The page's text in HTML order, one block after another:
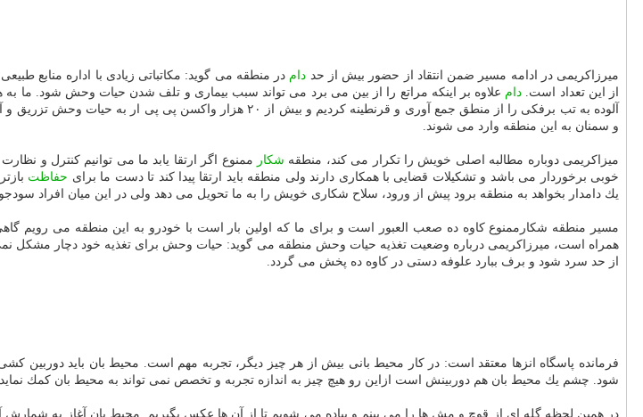
میرزاكریمی در ادامه مسیر ضمن انتقاد از حضور بیش از حد دام در منطقه می گوید: مكاتباتی زیادی با اداره منابع
از این تعداد است. دام علاوه بر اینكه مراتع را از بین می برد می تواند سبب بیماری و تلف شدن حیات وحش شود. ما به
آلوده به تب برفكی را از منطق جمع آوری و قرنطینه كردیم و بیش از ۲۰ هزار واكسن پی پی ار به حیات وحش تزریق و آبشخوران را ضدعفونی و آهك ریزی كردیم. این مشكل هر ساله ما است كه تعدادی
و سمنان به این منطقه وارد می شوند.
میزاكریمی دوباره مطالبه اصلی خویش را تكرار می كند، منطقه شكار ممنوع اگر ارتقا یابد ما می توانیم كنترل و
خوبی برخوردار می باشد و تشكیلات قضایی با همكاری دارند ولی منطقه باید ارتقا پیدا كند تا دست ما برای حفاظت
یك دامدار بخواهد به منطقه برود پیش از ورود، سلاح شكاری خویش را به ما تحویل می دهد ولی در این میان افراد سودجو
مسیر منطقه شكارممنوع كاوه ده صعب العبور است و برای ما كه اولین بار است با خودرو به این منطقه می رویم
همراه است، میرزاكریمی درباره وضعیت تغذیه حیات وحش منطقه می گوید: حیات وحش برای تغذیه خود دچار مشكل
از حد سرد شود و برف ببارد علوفه دستی در كاوه ده پخش می گردد.
فرمانده پاسگاه انزها معتقد است: در كار محیط بانی بیش از هر چیز دیگر، تجربه مهم است. محیط بان باید دوربین
شود. چشم یك محیط بان هم دوربینش است ازاین رو هیچ چیز به اندازه تجربه و تخصص نمی تواند به محیط بان كمك نماید.
در همین لحظه گله ای از قوچ و مش ها را می بینم و پیاده می شویم تا از آن ها عكس بگیریم. محیط بان آغاز به شمارش